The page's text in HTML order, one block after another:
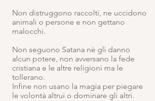
Non distruggono raccolti, ne uccidono
animali o persone e non gettano
malocchi.
Non seguono Satana nè gli danno
alcun potere, non avversano la fede
cristiana e le altre religioni ma le
tollerano.
Infine non usano la magia per piegare
le volontà altrui o dominare gli altri.